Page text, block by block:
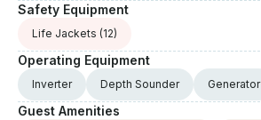
Safety Equipment
Life Jackets (12)
Operating Equipment
Inverter Depth Sounder Generator
Guest Amenities